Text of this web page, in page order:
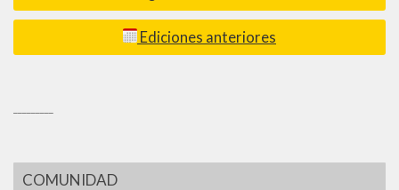
Ediciones anteriores
COMUNIDAD